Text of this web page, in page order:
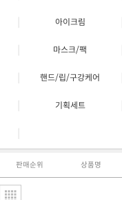
아이크림
마스크/팩
핸드/립/구강케어
기획세트
판매순위 상품명